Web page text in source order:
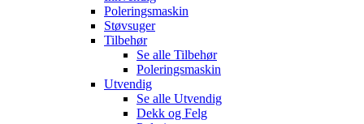
Poleringsmaskin
Støvsuger
Tilbehør
Se alle Tilbehør
Poleringsmaskin
Utvendig
Se alle Utvendig
Dekk og Felg